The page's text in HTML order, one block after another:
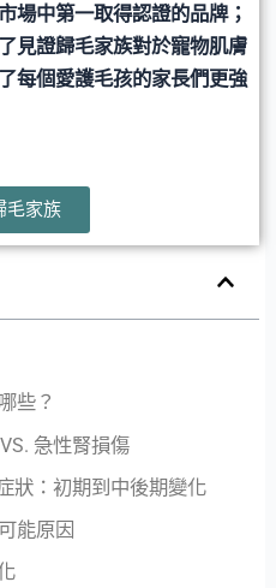
場中第一取得認證的品牌；
見證歸毛家族對於寵物肌膚
每個愛護毛孩的家長們更強
毛家族
些？
急性腎損傷
狀：初期到中後期變化
能原因